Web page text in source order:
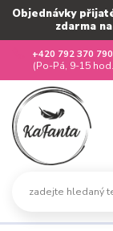
Objednávky
zdarma
+420 792 370 790
(Po-Pá, 9-15